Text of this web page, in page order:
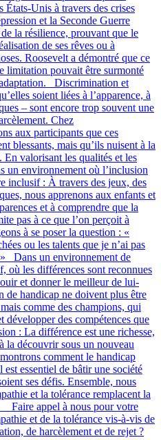
États-Unis à travers des crises
et la Seconde Guerre
la résilience, prouvant que le
de ses rêves ou à
Roosevelt a démontré que ce
limitation pouvait être surmonté
Discrimination et
soient liées à l’apparence, à
– sont encore trop souvent une
Chez
aux participants que ces
blessants, mais qu’ils nuisent à la
valorisant les qualités et les
un environnement où l’inclusion
inclusif : À travers des jeux, des
nous apprenons aux enfants et
et à comprendre que la
pas à ce que l’on perçoit à
à se poser la question : «
ou les talents que je n’ai pas
» Dans un environnement de
où les différences sont reconnues
et donner le meilleur de lui-
de handicap ne doivent plus être
comme des champions, qui
développer des compétences que
: La différence est une richesse,
découvrir sous un nouveau
comment le handicap
essentiel de bâtir une société
ses défis. Ensemble, nous
et la tolérance remplacent la
Faire appel à nous pour votre
et de la tolérance vis-à-vis de
de harcèlement et de rejet ?